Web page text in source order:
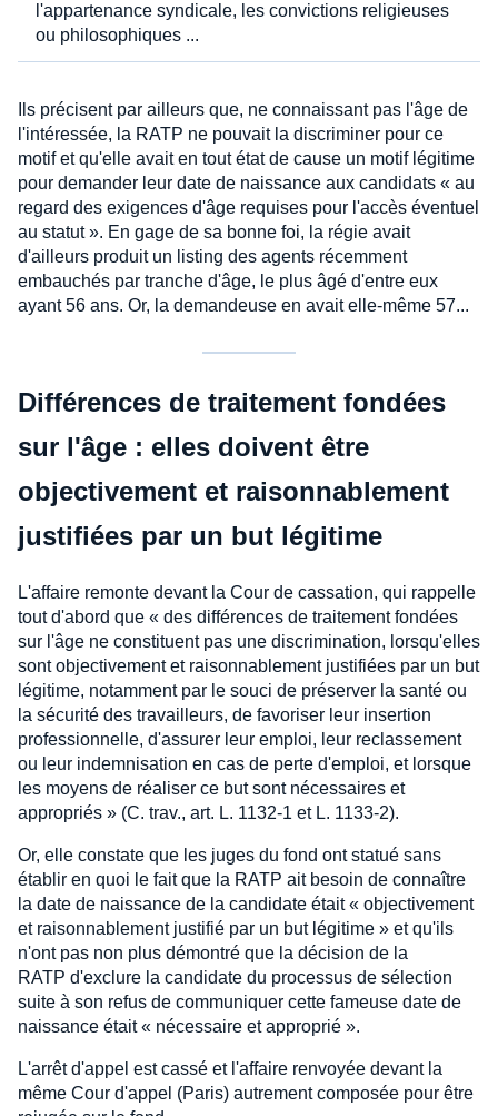
l'appartenance syndicale, les convictions religieuses
ou philosophiques ...
Ils précisent par ailleurs que, ne connaissant pas l'âge de
l'intéressée, la RATP ne pouvait la discriminer pour ce
motif et qu'elle avait en tout état de cause un motif légitime
pour demander leur date de naissance aux candidats « au
regard des exigences d'âge requises pour l'accès éventuel
au statut ». En gage de sa bonne foi, la régie avait
d'ailleurs produit un listing des agents récemment
embauchés par tranche d'âge, le plus âgé d'entre eux
ayant 56 ans. Or, la demandeuse en avait elle-même 57...
Différences de traitement fondées
sur l'âge : elles doivent être
objectivement et raisonnablement
justifiées par un but légitime
L'affaire remonte devant la Cour de cassation, qui rappelle
tout d'abord que « des différences de traitement fondées
sur l'âge ne constituent pas une discrimination, lorsqu'elles
sont objectivement et raisonnablement justifiées par un but
légitime, notamment par le souci de préserver la santé ou
la sécurité des travailleurs, de favoriser leur insertion
professionnelle, d'assurer leur emploi, leur reclassement
ou leur indemnisation en cas de perte d'emploi, et lorsque
les moyens de réaliser ce but sont nécessaires et
appropriés » (C. trav., art. L. 1132-1 et L. 1133-2).
Or, elle constate que les juges du fond ont statué sans
établir en quoi le fait que la RATP ait besoin de connaître
la date de naissance de la candidate était « objectivement
et raisonnablement justifié par un but légitime » et qu'ils
n'ont pas non plus démontré que la décision de la
RATP d'exclure la candidate du processus de sélection
suite à son refus de communiquer cette fameuse date de
naissance était « nécessaire et approprié ».
L'arrêt d'appel est cassé et l'affaire renvoyée devant la
même Cour d'appel (Paris) autrement composée pour être